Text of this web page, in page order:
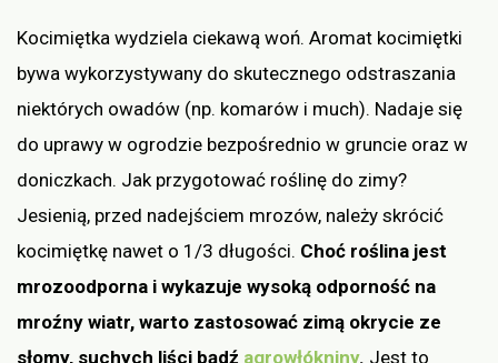
Kocimiętka wydziela ciekawą woń. Aromat kocimiętki
bywa wykorzystywany do skutecznego odstraszania
niektórych owadów (np. komarów i much). Nadaje się
do uprawy w ogrodzie bezpośrednio w gruncie oraz w
doniczkach. Jak przygotować roślinę do zimy?
Jesienią, przed nadejściem mrozów, należy skrócić
kocimiętkę nawet o 1/3 długości. Choć roślina jest
mrozoodporna i wykazuje wysoką odporność na
mroźny wiatr, warto zastosować zimą okrycie ze
słomy, suchych liści bądź agrowłókniny. Jest to